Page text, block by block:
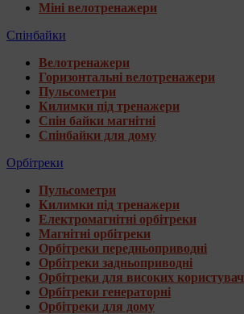
Міні велотренажери
Спінбайки
Велотренажери
Горизонтальні велотренажери
Пульсометри
Килимки під тренажери
Спін байки магнітні
Спінбайки для дому
Орбітреки
Пульсометри
Килимки під тренажери
Електромагнітні орбітреки
Магнітні орбітреки
Орбітреки передньоприводні
Орбітреки задньоприводні
Орбітреки для високих
Орбітреки генераторні
Орбітреки для дому